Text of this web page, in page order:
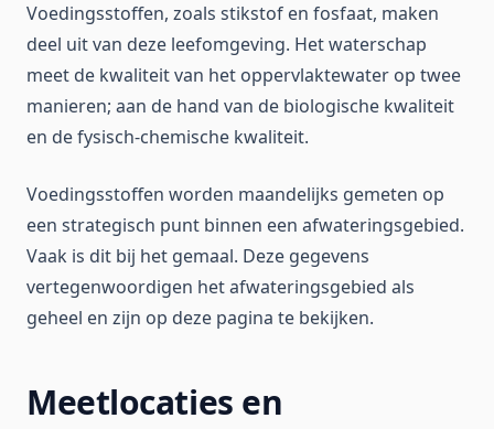
Voedingsstoffen, zoals stikstof en fosfaat, maken
deel uit van deze leefomgeving. Het waterschap
meet de kwaliteit van het oppervlaktewater op twee
manieren; aan de hand van de biologische kwaliteit
en de fysisch-chemische kwaliteit.
Voedingsstoffen worden maandelijks gemeten op
een strategisch punt binnen een afwateringsgebied.
Vaak is dit bij het gemaal. Deze gegevens
vertegenwoordigen het afwateringsgebied als
geheel en zijn op deze pagina te bekijken.
Meetlocaties en